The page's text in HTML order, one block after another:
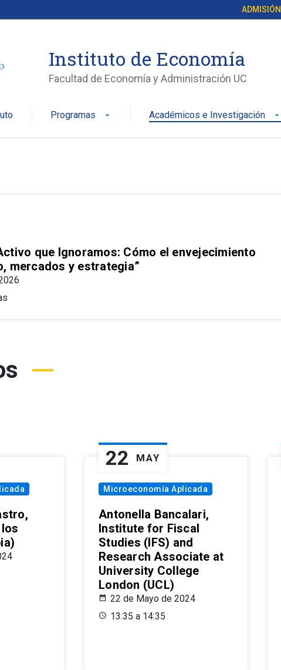
ADMISIÓN
Instituto de Economía
Facultad de Economía y Administración UC
Programas arrow_drop_down Académicos e Investigación arrow_drop_down
que Ignoramos: Cómo el envejecimiento
mercados y estrategia”
22 MAY
Microeconomía Aplicada
Antonella Bancalari,
Institute for Fiscal
Studies (IFS) and
Research Associate at
University College
London (UCL)
22 de Mayo de 2024
13:35 a 14:35